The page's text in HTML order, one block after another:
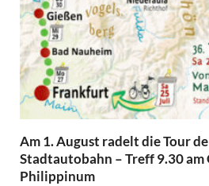
Am 1. August radelt die Tour
Stadtautobahn – Treff 9.30 am
Philippinum